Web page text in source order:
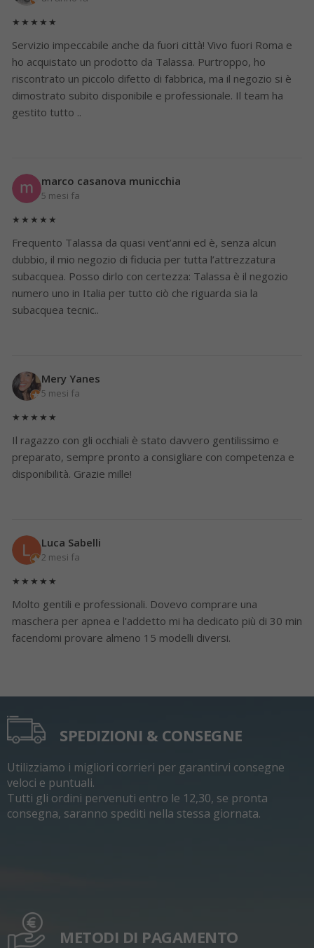
★★★★★
Servizio impeccabile anche da fuori città! Vivo fuori Roma e
ho acquistato un prodotto da Talassa. Purtroppo, ho
riscontrato un piccolo difetto di fabbrica, ma il negozio si è
dimostrato subito disponibile e professionale. Il team ha
gestito tutto ..
marco casanova municchia
5 mesi fa
★★★★★
Frequento Talassa da quasi vent’anni ed è, senza alcun
dubbio, il mio negozio di fiducia per tutta l’attrezzatura
subacquea. Posso dirlo con certezza: Talassa è il negozio
numero uno in Italia per tutto ciò che riguarda sia la
subacquea tecnic..
Mery Yanes
5 mesi fa
★★★★★
Il ragazzo con gli occhiali è stato davvero gentilissimo e
preparato, sempre pronto a consigliare con competenza e
disponibilità. Grazie mille!
Luca Sabelli
2 mesi fa
★★★★★
Molto gentili e professionali. Dovevo comprare una
maschera per apnea e l'addetto mi ha dedicato più di 30 min
facendomi provare almeno 15 modelli diversi.
SPEDIZIONI & CONSEGNE
Utilizziamo i migliori corrieri per garantirvi consegne
veloci e puntuali.
Tutti gli ordini pervenuti entro le 12,30, se pronta
consegna, saranno spediti nella stessa giornata.
METODI DI PAGAMENTO